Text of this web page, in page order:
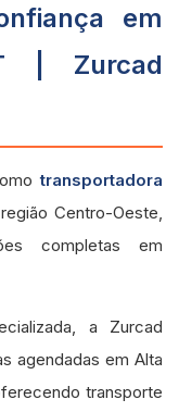
em
| Zurcad
transportadora
Centro-Oeste,
completas em
a Zurcad
agendadas em Alta
transporte